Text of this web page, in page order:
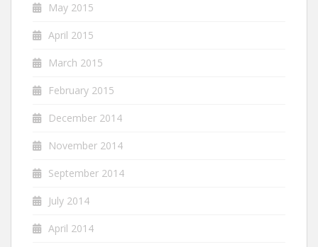
May 2015
April 2015
March 2015
February 2015
December 2014
November 2014
September 2014
July 2014
April 2014